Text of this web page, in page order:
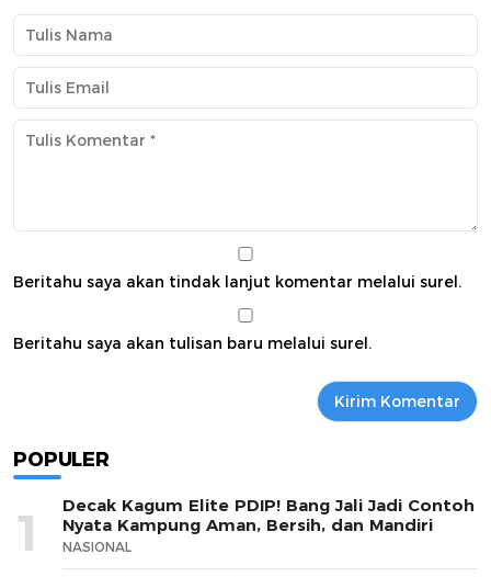
Beritahu saya akan tindak lanjut komentar melalui surel.
Beritahu saya akan tulisan baru melalui surel.
POPULER
1
Decak Kagum Elite PDIP! Bang Jali Jadi Contoh
Nyata Kampung Aman, Bersih, dan Mandiri
NASIONAL